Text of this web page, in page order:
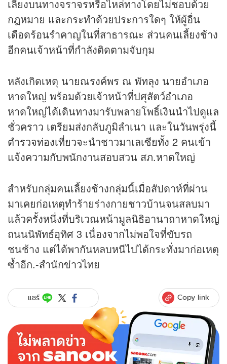
เลี้ยงบนทางจราจรหรือไหล่ทางโดยไม่ชอบด้วย
กฎหมาย และกระทำด้วยประการใดๆ ให้ผู้อื่น
เดือดร้อนรำคาญในที่สาธารณะ ส่วนคนเลี้ยงช้าง
อีกคนเจ้าหน้าที่กำลังติดตามจับกุม
หลังเกิดเหตุ นายณรงค์พร ณ พัทลุง นายอำเภอ
หาดใหญ่ พร้อมด้วยเจ้าหน้าที่ปศุสัตว์อำเภอ
หาดใหญ่ได้เดินทางมารับพลายโพธิ์เงินนำไปดูแล
ชั่วคราว เตรียมส่งกลับภูมิลำเนา และในวันพรุ่งนี้
ตำรวจท่องเที่ยวจะนำชาวมาเลเซียทั้ง 2 คนเข้า
แจ้งความกับพนักงานสอบสวน สภ.หาดใหญ่
สำหรับกลุ่มคนเลี้ยงช้างกลุ่มนี้เมื่อสัปดาห์ที่ผ่าน
มาเคยก่อเหตุทำร้ายร่างกายชาวบ้านจนสลบมา
แล้วครั้งหนึ่งที่บริเวณหน้ามูลนิธิอานาถาหาดใหญ่
ถนนนิพัทธ์อุทิศ 3 เนื่องจากไม่พอใจที่ขับรถ
ชนช้าง แต่ได้พากันหลบหนีไปได้กระทั่งมาก่อเหตุ
ซ้ำอีก.-สำนักข่าวไทย
แชร์ Copy link